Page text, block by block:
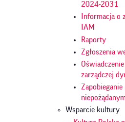
2024-2031
Informacja o
IAM
Raporty
Zgłoszenia
zarządczej
Wsparcie kultury